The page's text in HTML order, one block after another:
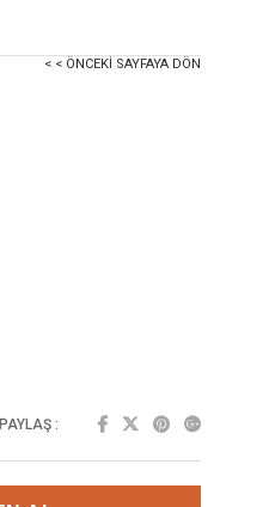
< < ÖNCEKI SAYFAYA DÖN
PAYLAŞ :